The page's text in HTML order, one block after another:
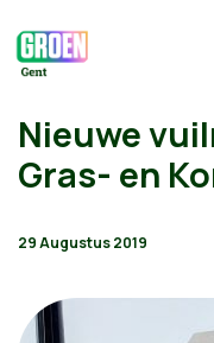
Nieuwe
Gras- en
29 Augustus 2019